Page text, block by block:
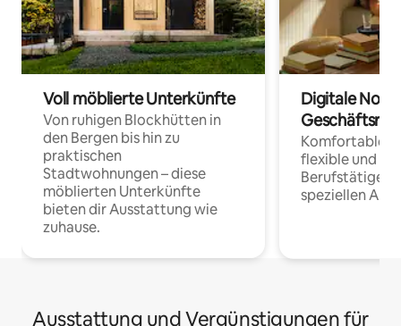
Voll möblierte Unterkünfte
Von ruhigen Blockhütten in
den Bergen bis hin zu
praktischen
Stadtwohnungen – diese
möblierten Unterkünfte
bieten dir Ausstattung wie
zuhause.
Digitale
Komfortable
flexible und
Berufstätige
speziellen
Ausstattung und Vergünstigungen für